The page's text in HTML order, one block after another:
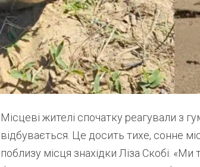
Місцеві жителі спочатку реагували з
відбувається. Це досить тихе, сонне
поблизу місця знахідки Ліза Скобі.